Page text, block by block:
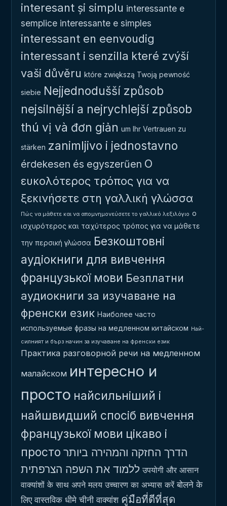
interesant și simplu interessante e
semplice interessante e simples
interessant en eenvoudig
interessant i senzilla které zvýší
vaši důvěru które zwiększą Twoją pewność
siebie Nejjednodušší způsob
nejsilnější a nejrychlejší způsob
thú vị và đơn giản um Ihr Vertrauen zu
stärken zanimljivo i jednostavno
érdekesen és egyszerűen Ο
ευκολότερος τρόπος για να
ξεκινήσετε στη γαλλική γλώσσα
Πώς να μάθετε και να απομνημονεύσετε το γαλλικό λεξιλόγιο ο
ισχυρότερος και ταχύτερος τρόπος για να μάθετε
την περσική γλώσσα Безкоштовні
аудіокниги для вивчення
французької мови Безплатни
аудиокниги за изучаване на
френски език Наиболее часто
используемые фразы на медленном китайском Най-
силният и бърз начин за изучаване на френски език
Практика разговорной речи на медленном
малайском интересно и
просто найсильніший і
найшвидший спосіб вивчення
французької мови цікаво і
просто הדרך החזקה והמהירה ביותר
ללמוד את השפה הצרפתית उपयोगी और आसान
वाक्यांशों के साथ अपने मलय उच्चारण का अभ्यास करें बोलने के
लिए वास्तविक धीमे चीनी वाक्यांश คู่มือที่ดีที่สุด